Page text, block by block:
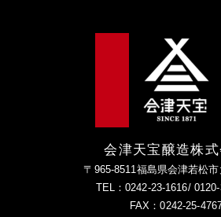
会津天宝醸造株式
〒965-8511福島県会津若松
TEL：0242-23-1616/
FAX：0242-25-